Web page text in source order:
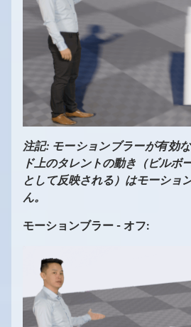
注記: モーションブラーが有効
ド上のタレントの動き（ビルボ
として反映される）はモーショ
ん。
モーションブラー - オフ: